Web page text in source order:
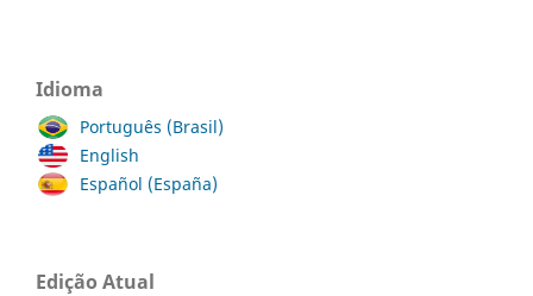
Idioma
Português (Brasil)
English
Español (España)
Edição Atual